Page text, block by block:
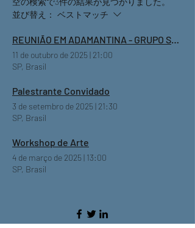
並び替え： ベストマッチ
REUNIÃO EM ADAMANTINA - GRUPO SOMOS NÓS DE ADAMANTINA
11 de outubro de 2025| 21:00
SP, Brasil
Palestrante Convidado
3 de setembro de 2025| 21:30
SP, Brasil
Workshop de Arte
4 de março de 2025| 13:00
SP, Brasil